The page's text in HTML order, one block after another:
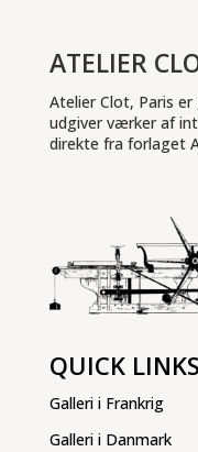
ATELIER
Atelier Clot, Paris
udgiver værker af
direkte fra forlaget
QUICK LINKS
Galleri i Frankrig
Galleri i Danmark